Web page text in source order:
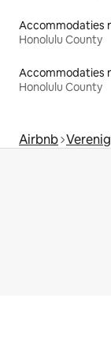
Honolulu County
Honolulu County
Airbnb